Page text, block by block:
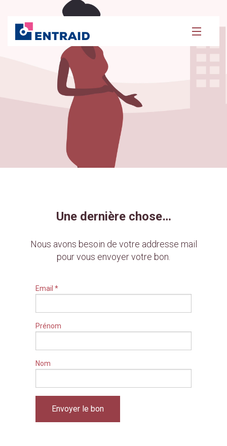
Une dernière chose…
Nous avons besoin de votre addresse mail
pour vous envoyer votre bon.
Email*
Prénom
Nom